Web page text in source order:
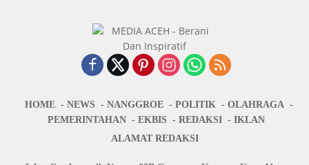
HOME NEWS NANGGROE POLITIK
OLAHRAGA
PEMERINTAHAN
EKBIS REDAKSI
IKLAN
ALAMAT REDAKSI